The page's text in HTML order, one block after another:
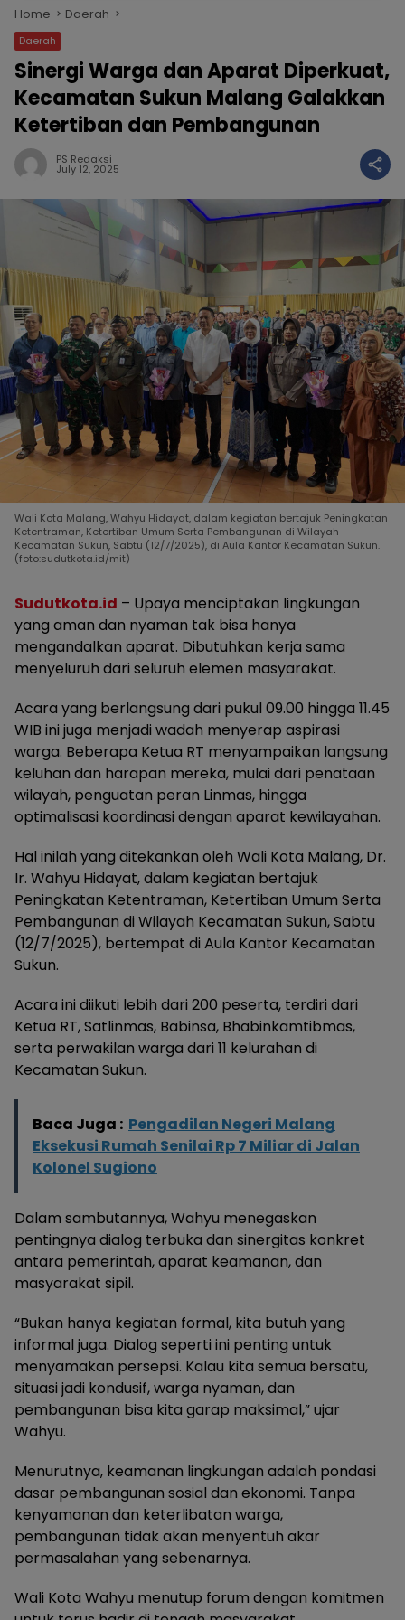
Home Daerah
Daerah
Sinergi Warga dan Aparat Diperkuat,
Kecamatan Sukun Malang Galakkan
Ketertiban dan Pembangunan
PS Redaksi
July 12, 2025
Wali Kota Malang, Wahyu Hidayat, dalam kegiatan bertajuk Peningkatan
Ketentraman, Ketertiban Umum Serta Pembangunan di Wilayah
Kecamatan Sukun, Sabtu (12/7/2025), di Aula Kantor Kecamatan Sukun.
(foto:sudutkota.id/mit)
Sudutkota.id – Upaya menciptakan lingkungan
yang aman dan nyaman tak bisa hanya
mengandalkan aparat. Dibutuhkan kerja sama
menyeluruh dari seluruh elemen masyarakat.
Acara yang berlangsung dari pukul 09.00 hingga 11.45
WIB ini juga menjadi wadah menyerap aspirasi
warga. Beberapa Ketua RT menyampaikan langsung
keluhan dan harapan mereka, mulai dari penataan
wilayah, penguatan peran Linmas, hingga
optimalisasi koordinasi dengan aparat kewilayahan.
Hal inilah yang ditekankan oleh Wali Kota Malang, Dr.
Ir. Wahyu Hidayat, dalam kegiatan bertajuk
Peningkatan Ketentraman, Ketertiban Umum Serta
Pembangunan di Wilayah Kecamatan Sukun, Sabtu
(12/7/2025), bertempat di Aula Kantor Kecamatan
Sukun.
Acara ini diikuti lebih dari 200 peserta, terdiri dari
Ketua RT, Satlinmas, Babinsa, Bhabinkamtibmas,
serta perwakilan warga dari 11 kelurahan di
Kecamatan Sukun.
Baca Juga : Pengadilan Negeri Malang
Eksekusi Rumah Senilai Rp 7 Miliar di Jalan
Kolonel Sugiono
Dalam sambutannya, Wahyu menegaskan
pentingnya dialog terbuka dan sinergitas konkret
antara pemerintah, aparat keamanan, dan
masyarakat sipil.
“Bukan hanya kegiatan formal, kita butuh yang
informal juga. Dialog seperti ini penting untuk
menyamakan persepsi. Kalau kita semua bersatu,
situasi jadi kondusif, warga nyaman, dan
pembangunan bisa kita garap maksimal,” ujar
Wahyu.
Menurutnya, keamanan lingkungan adalah pondasi
dasar pembangunan sosial dan ekonomi. Tanpa
kenyamanan dan keterlibatan warga,
pembangunan tidak akan menyentuh akar
permasalahan yang sebenarnya.
Wali Kota Wahyu menutup forum dengan komitmen